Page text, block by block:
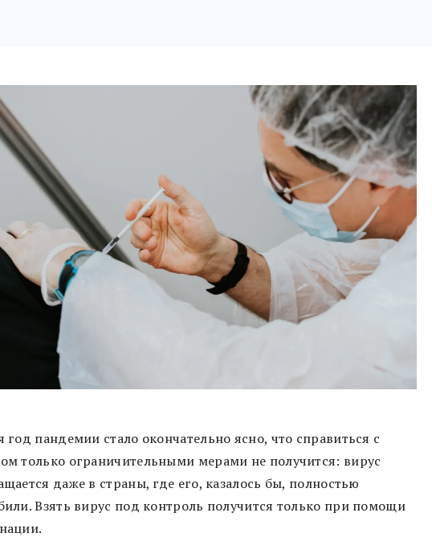
год пандемии стало окончательно ясно, что справиться с
только ограничительными мерами не получится: вирус
даже в страны, где его, казалось бы, полностью
Взять вирус под контроль получится только при помощи